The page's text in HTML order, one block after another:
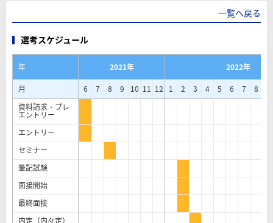
一覧へ戻る
選考スケジュール
年 2021年
2022年
月
6 7 8 9 10 11 12 1 2 3 4 5 6 7 8
資料請求・プレ
エントリー
エントリー
セミナー
筆記試験
面接開始
最終面接
内定（内々定）